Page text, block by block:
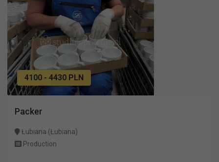
4100 - 4430 PLN
Packer
Łubiana (Łubiana)
Production